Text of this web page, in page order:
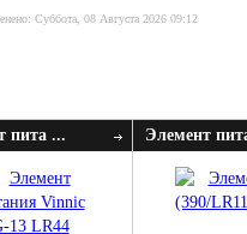
Суббота, 08 Августа 2026 09:12
пита ... Элемент